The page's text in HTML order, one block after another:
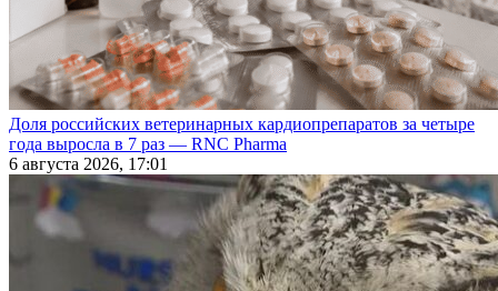
Доля российских ветеринарных кардиопрепаратов за четыре
года выросла в 7 раз — RNC Pharma
6 августа 2026, 17:01